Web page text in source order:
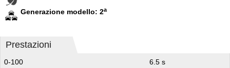
Generazione modello: 2a
Prestazioni
0-100 6.5 s